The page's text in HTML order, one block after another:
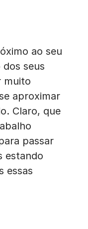
ao seu
seus
muito
aproximar
Claro, que
passar
estando
essas